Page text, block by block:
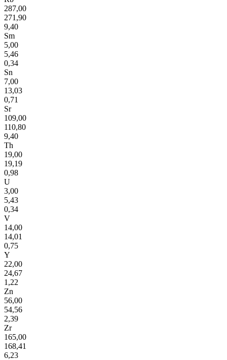
287,00
271,90
9,40
Sm
5,00
5,46
0,34
Sn
7,00
13,03
0,71
Sr
109,00
110,80
9,40
Th
19,00
19,19
0,98
U
3,00
5,43
0,34
V
14,00
14,01
0,75
Y
22,00
24,67
1,22
Zn
56,00
54,56
2,39
Zr
165,00
168,41
6,23